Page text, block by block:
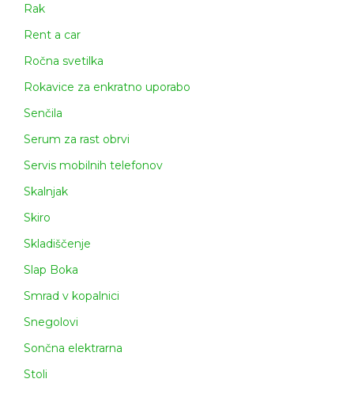
Rak
Rent a car
Ročna svetilka
Rokavice za enkratno uporabo
Senčila
Serum za rast obrvi
Servis mobilnih telefonov
Skalnjak
Skiro
Skladiščenje
Slap Boka
Smrad v kopalnici
Snegolovi
Sončna elektrarna
Stoli